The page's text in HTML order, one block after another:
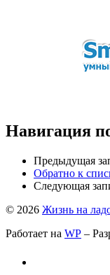
Навигация
Предыдущая
Обратно к
Следующая
© 2026 Жизнь на
Работает на WP –